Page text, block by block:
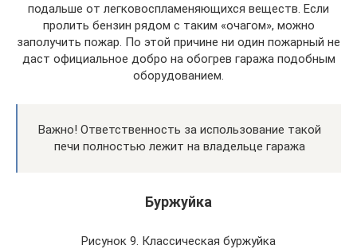
подальше от легковоспламеняющихся веществ. Если
пролить бензин рядом с таким «очагом», можно
заполучить пожар. По этой причине ни один пожарный не
даст официальное добро на обогрев гаража подобным
оборудованием.
Важно! Ответственность за использование такой
печи полностью лежит на владельце гаража
Буржуйка
Рисунок 9. Классическая буржуйка